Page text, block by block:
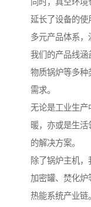
同时，真空环
延长了设备的使
多元产品体系
我们的产品线涵
物质锅炉等多种
需求。
无论是工业生产
暖，亦或是生
的解决方案。
除了锅炉主机
加密罐、焚化炉
热能系统产业链。